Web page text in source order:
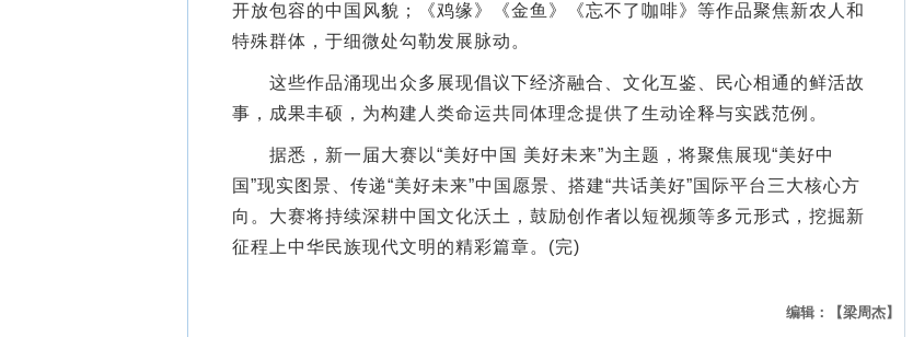
开放包容的中国风貌；《鸡缘》《金鱼》《忘不了咖啡》等作品聚焦新农人和
特殊群体，于细微处勾勒发展脉动。
这些作品涌现出众多展现倡议下经济融合、文化互鉴、民心相通的鲜活故
事，成果丰硕，为构建人类命运共同体理念提供了生动诠释与实践范例。
据悉，新一届大赛以“美好中国 美好未来”为主题，将聚焦展现“美好中
国”现实图景、传递“美好未来”中国愿景、搭建“共话美好”国际平台三大核心方
向。大赛将持续深耕中国文化沃土，鼓励创作者以短视频等多元形式，挖掘新
征程上中华民族现代文明的精彩篇章。(完)
编辑：【梁周杰】